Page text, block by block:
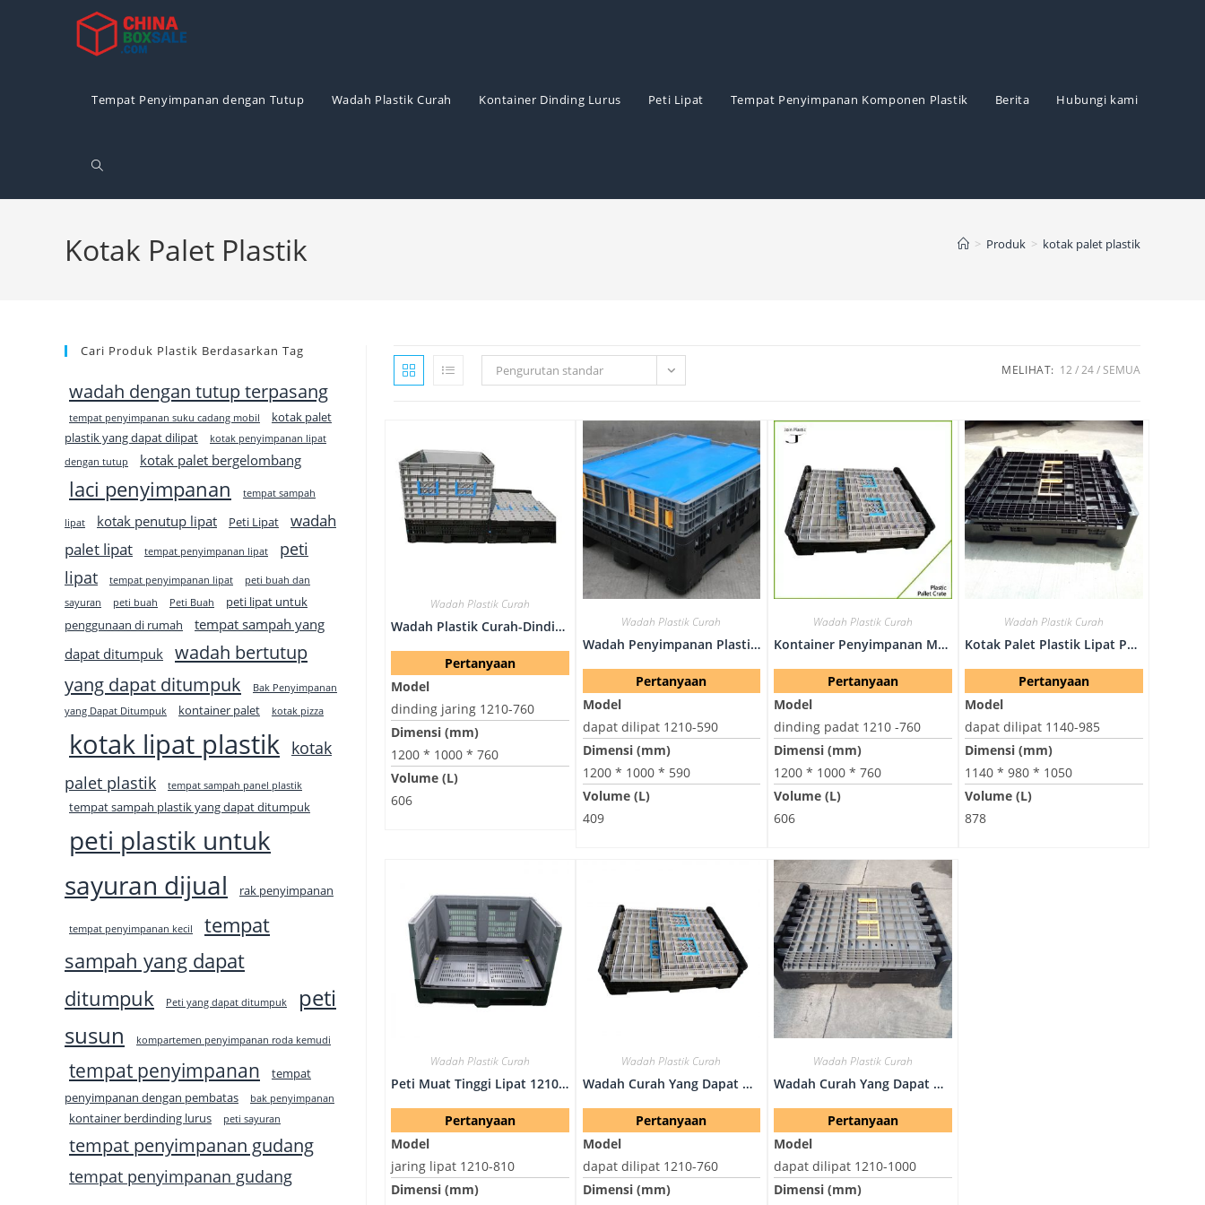
Tempat Penyimpanan dengan Tutup Wadah Plastik Curah Kontainer Dinding Lurus Peti Lipat Tempat Penyimpanan Komponen Plastik Berita Hubungi kami
Alihkan
Kotak Palet Plastik > Produk > kotak palet plastik
Pengurutan standar MELIHAT: 12 24 SEMUA
Wadah Plastik Curah
Wadah Plastik Curah-Dinding Jaring 1210-760
Pertanyaan
Model
dinding jaring 1210-760
Dimensi (mm)
1200 * 1000 * 760
Volume (L)
606
Wadah Plastik Curah
Wadah Penyimpanan Plastik Besar-Lipat 1210-590
Pertanyaan
Model
dapat dilipat 1210-590
Dimensi (mm)
1200 * 1000 * 590
Volume (L)
409
Wadah Plastik Curah
Kontainer Penyimpanan Massal - Dinding Padat 1210 -760
Pertanyaan
Model
dinding padat 1210 -760
Dimensi (mm)
1200 * 1000 * 760
Volume (L)
606
Wadah Plastik Curah
Kotak Palet Plastik Lipat Pemasok Cepat - Dapat Dilipat 1140-985
Pertanyaan
Model
dapat dilipat 1140-985
Dimensi (mm)
1140 * 980 * 1050
Volume (L)
878
Wadah Plastik Curah
Peti Muat Tinggi Lipat 1210-810 Mesh
Pertanyaan
Model
jaring lipat 1210-810
Dimensi (mm)
Wadah Plastik Curah
Wadah Curah Yang Dapat Digunakan Kembali - Dapat Dilipat 1210-760
Pertanyaan
Model
dapat dilipat 1210-760
Dimensi (mm)
Wadah Plastik Curah
Wadah Curah Yang Dapat Digunakan Kembali - Dapat Dilipat 1210-1000
Pertanyaan
Model
dapat dilipat 1210-1000
Dimensi (mm)
Cari Produk Plastik Berdasarkan Tag
wadah dengan tutup terpasang
tempat penyimpanan suku cadang mobil
kotak palet
plastik yang dapat dilipat
kotak penyimpanan lipat
dengan tutup
kotak palet bergelombang
laci penyimpanan tempat sampah
lipat kotak penutup lipat Peti Lipat
wadah
palet lipat
tempat penyimpanan lipat
peti
lipat
tempat penyimpanan lipat
peti buah dan
sayuran
peti buah Peti Buah
peti lipat untuk
penggunaan di rumah
tempat sampah yang
dapat ditumpuk
wadah bertutup
yang dapat ditumpuk
Bak Penyimpanan
yang Dapat Ditumpuk
kontainer palet kotak pizza
kotak lipat plastik kotak
palet plastik
tempat sampah panel plastik
tempat sampah plastik yang dapat ditumpuk
peti plastik untuk
sayuran dijual
rak penyimpanan
tempat penyimpanan kecil
tempat
sampah yang dapat
ditumpuk
Peti yang dapat ditumpuk
peti
susun
kompartemen penyimpanan roda kemudi
tempat penyimpanan
tempat
penyimpanan dengan pembatas
bak penyimpanan
kontainer berdinding lurus peti sayuran
tempat penyimpanan gudang
tempat penyimpanan gudang